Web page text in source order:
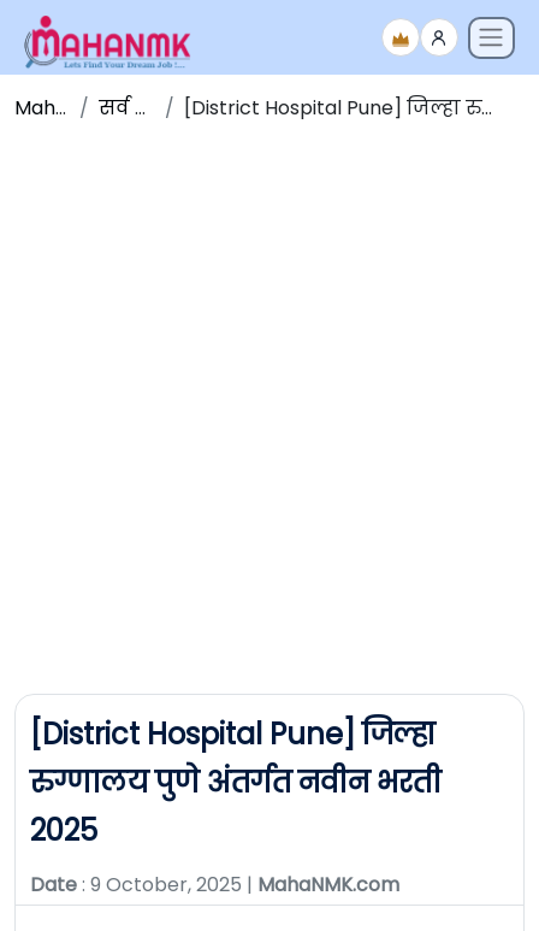
Maha NMK सर्व जाहिराती [District Hospital Pune] जिल्हा रुग्णालय पुणे अंतर्गत नवीन भरती 2025
[District Hospital Pune] जिल्हा
रुग्णालय पुणे अंतर्गत नवीन भरती
2025
Date: 9 October, 2025 | MahaNMK.com